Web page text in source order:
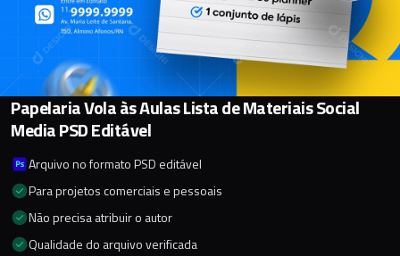
Papelaria Vola às Aulas Lista de Materiais Social
Media PSD Editável
Arquivo no formato PSD editável
Para projetos comerciais e pessoais
Não precisa atribuir o autor
Qualidade do arquivo verificada